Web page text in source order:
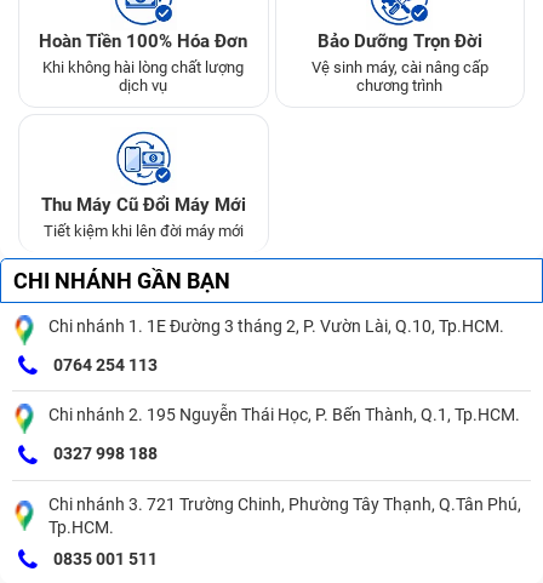
Hoàn Tiền 100% Hóa Đơn
Khi không hài lòng chất lượng
dịch vụ
Bảo Dưỡng Trọn Đời
Vệ sinh máy, cài nâng cấp
chương trình
Thu Máy Cũ Đổi Máy Mới
Tiết kiệm khi lên đời máy mới
CHI NHÁNH GẦN BẠN
Chi nhánh 1. 1E Đường 3 tháng 2, P. Vườn Lài, Q.10, Tp.HCM.
0764 254 113
Chi nhánh 2. 195 Nguyễn Thái Học, P. Bến Thành, Q.1, Tp.HCM.
0327 998 188
Chi nhánh 3. 721 Trường Chinh, Phường Tây Thạnh, Q.Tân Phú,
Tp.HCM.
0835 001 511